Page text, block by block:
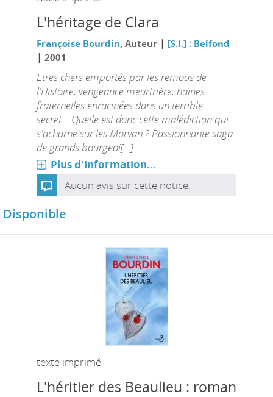
L'héritage de Clara
Françoise Bourdin, Auteur | [S.l.] : Belfond
| 2001
Etres chers emportés par les remous de
l'Histoire, vengeance meurtrière, haines
fraternelles enracinées dans un terrible
secret... Quelle est donc cette malédiction qui
s'acharne sur les Morvan ? Passionnante saga
de grands bourgeoi[...]
Plus d'information...
Aucun avis sur cette notice.
Disponible
texte imprimé
L'héritier des Beaulieu : roman